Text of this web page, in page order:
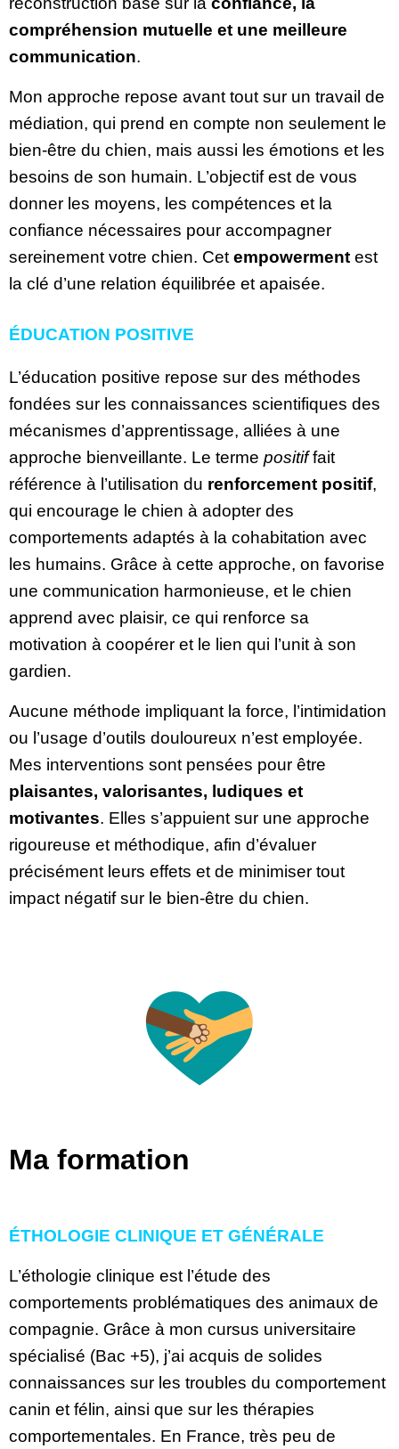
compréhension mutuelle et une meilleure
communication.
Mon approche repose avant tout sur un travail de
médiation, qui prend en compte non seulement le
bien-être du chien, mais aussi les émotions et les
besoins de son humain. L’objectif est de vous
donner les moyens, les compétences et la
confiance nécessaires pour accompagner
sereinement votre chien. Cet empowerment est
la clé d’une relation équilibrée et apaisée.
ÉDUCATION POSITIVE
L’éducation positive repose sur des méthodes
fondées sur les connaissances scientifiques des
mécanismes d’apprentissage, alliées à une
approche bienveillante. Le terme positiffait
référence à l’utilisation du renforcement positif,
qui encourage le chien à adopter des
comportements adaptés à la cohabitation avec
les humains. Grâce à cette approche, on favorise
une communication harmonieuse, et le chien
apprend avec plaisir, ce qui renforce sa
motivation à coopérer et le lien qui l’unit à son
gardien.
Aucune méthode impliquant la force, l’intimidation
ou l’usage d’outils douloureux n’est employée.
Mes interventions sont pensées pour être
plaisantes, valorisantes, ludiques et
motivantes. Elles s’appuient sur une approche
rigoureuse et méthodique, afin d’évaluer
précisément leurs effets et de minimiser tout
impact négatif sur le bien-être du chien.
Ma formation
ÉTHOLOGIE CLINIQUE ET GÉNÉRALE
L’éthologie clinique est l’étude des
comportements problématiques des animaux de
compagnie. Grâce à mon cursus universitaire
spécialisé (Bac +5), j’ai acquis de solides
connaissances sur les troubles du comportement
canin et félin, ainsi que sur les thérapies
comportementales. En France, très peu de